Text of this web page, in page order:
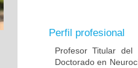
Perfil profesional
Profesor Titular
Doctorado en